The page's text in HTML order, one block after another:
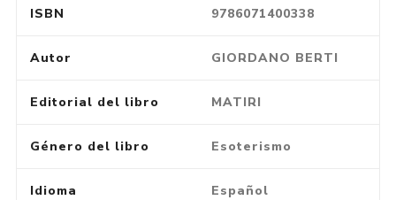
ISBN 9786071400338
Autor GIORDANO BERTI
Editorial del libro MATIRI
Género del libro Esoterismo
Idioma Español